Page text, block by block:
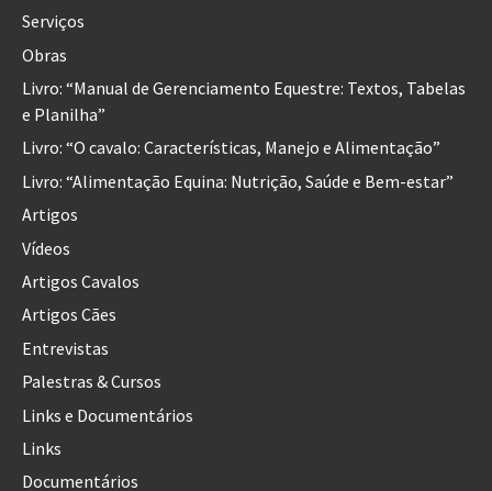
Serviços
Obras
Livro: “Manual de Gerenciamento Equestre: Textos, Tabelas
e Planilha”
Livro: “O cavalo: Características, Manejo e Alimentação”
Livro: “Alimentação Equina: Nutrição, Saúde e Bem-estar”
Artigos
Vídeos
Artigos Cavalos
Artigos Cães
Entrevistas
Palestras & Cursos
Links e Documentários
Links
Documentários